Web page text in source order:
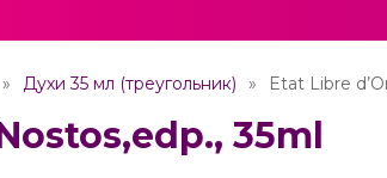
Духи 35 мл (треугольник) Etat Libre
35ml